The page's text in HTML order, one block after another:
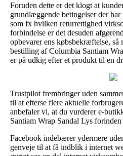
Foruden dette er det klogt at
grundlæggende betingelser der
som fx hvilken returrettighed
forbindelse er det desuden
opbevarer ens købsbekræftelse,
bestilling af Columbia Santiam
er på udkig efter et produkt til en
Trustpilot frembringer uden
til at efterse flere aktuelle
anbefaler vi, at du vurderer e-
Santiam Wrap Sandal Lys
Facebook indebærer ydermere
genveje til at få indblik i internet